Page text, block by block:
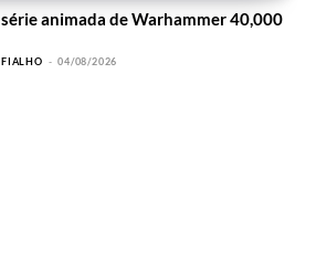
animada de Warhammer 40,000
- 04/08/2026